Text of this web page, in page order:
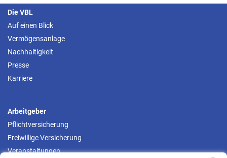
Die VBL
Auf einen Blick
Vermögensanlage
Nachhaltigkeit
Presse
Karriere
Arbeitgeber
Pflichtversicherung
Freiwillige Versicherung
Veranstaltungen